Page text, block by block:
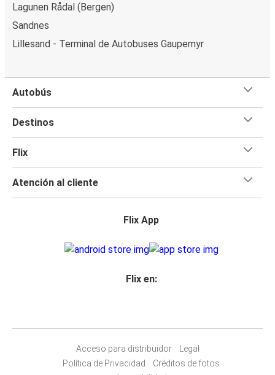
Lagunen Rådal (Bergen)
Sandnes
Lillesand - Terminal de Autobuses Gaupemyr
Autobús
Destinos
Flix
Atención al cliente
Flix App
Flix en:
Acceso para distribuidor
Legal
Política de Privacidad
Créditos de fotos